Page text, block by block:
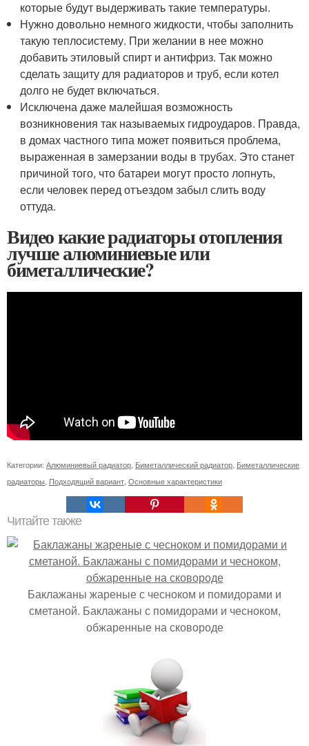
которые будут выдерживать такие температуры.
Нужно довольно немного жидкости, чтобы заполнить
такую теплосистему. При желании в нее можно
добавить этиловый спирт и антифриз. Так можно
сделать защиту для радиаторов и труб, если котел
долго не будет включаться.
Исключена даже малейшая возможность
возникновения так называемых гидроударов. Правда,
в домах частного типа может появиться проблема,
выраженная в замерзании воды в трубах. Это станет
причиной того, что батареи могут просто лопнуть,
если человек перед отъездом забыл слить воду
оттуда.
Видео какие радиаторы отопления
лучше алюминиевые или
биметаллические?
Категории: Алюминиевый радиатор Биметаллический радиатор Биметаллические
радиаторы Подходящий вариант Основные характеристики
Читайте также
Баклажаны жареные с чесноком и помидорами и
сметаной. Баклажаны с помидорами и чесноком,
обжаренные на сковороде